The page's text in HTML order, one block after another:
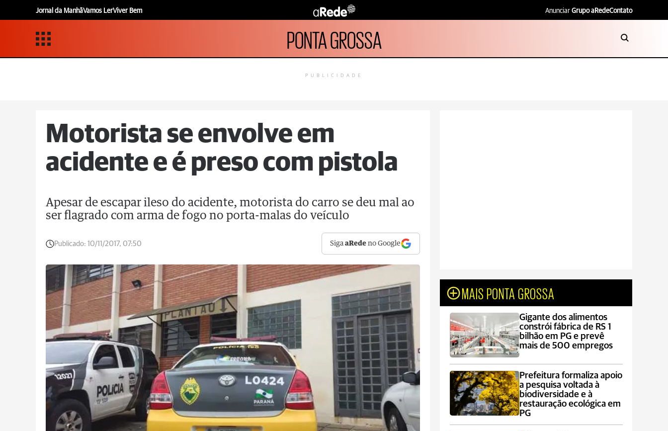
Jornal da ManhãVamos LerViver Bem Anunciar Grupo aRedeContato
PONTA GROSSA
PUBLICIDADE
Motorista se envolve em
acidente e é preso com pistola
Apesar de escapar ileso do acidente, motorista do carro se deu mal ao
ser flagrado com arma de fogo no porta-malas do veículo
Publicado: 10/11/2017, 07:50 SigaaRede no Google
MAIS PONTA GROSSA
Gigante dos alimentos
constrói fábrica de RS 1
bilhão em PG e prevê
mais de 500 empregos
Prefeitura formaliza apoio
a pesquisa voltada à
biodiversidade e à
restauração ecológica em
PG